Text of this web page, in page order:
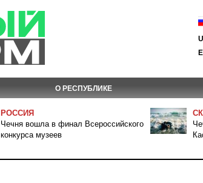
О РЕСПУБЛИКЕ
РОССИЯ
Чечня вошла в финал Всероссийского
конкурса музеев